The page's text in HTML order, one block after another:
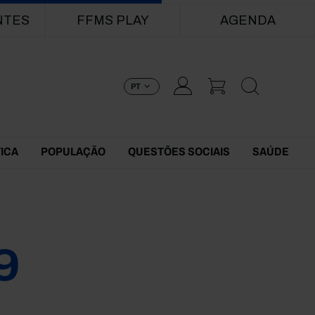
FFMS PLAY AGENDA
PT
POPULAÇÃO QUESTÕES SOCIAIS SAÚDE